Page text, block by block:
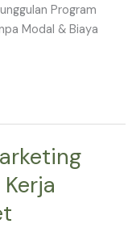
Program
Modal & Biaya